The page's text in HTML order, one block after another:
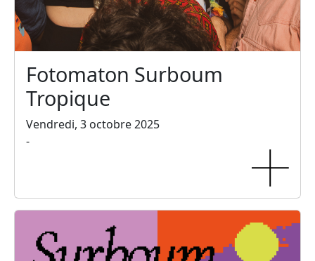
Fotomaton Surboum
Tropique
Vendredi, 3 octobre 2025
-